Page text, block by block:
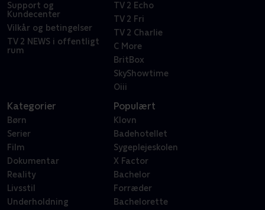
Support og
Kundecenter
Vilkår og betingelser
TV 2 NEWS i offentligt
rum
TV 2 Echo
TV 2 Fri
TV 2 Charlie
C More
BritBox
SkyShowtime
Oiii
Kategorier
Børn
Serier
Film
Dokumentar
Reality
Livsstil
Underholdning
Populært
Klovn
Badehotellet
Sygeplejeskolen
X Factor
Bachelor
Forræder
Bachelorette